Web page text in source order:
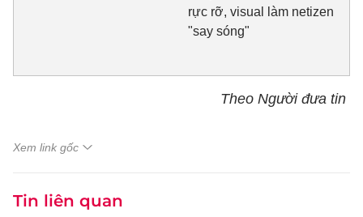
rực rỡ, visual làm netizen
"say sóng"
Theo Người đưa tin
Xem link gốc
Tin liên quan